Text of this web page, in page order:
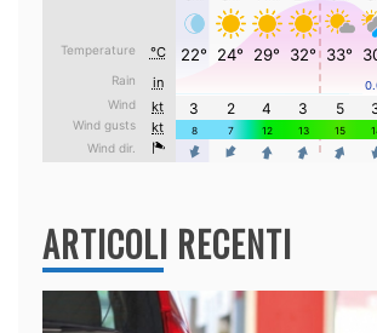
ARTICOLI RECENTI